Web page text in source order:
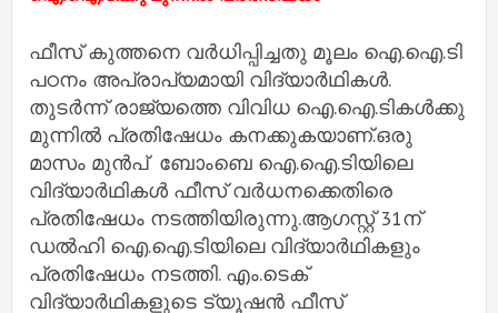
ഫീസ് കുത്തനെ വര്‍ധിപ്പിച്ചതു മൂലം ഐ​.ഐ.ടി
പഠനം അപ്രാപ്യമായി വിദ്യാര്‍ഥികള്‍.
തുടര്‍ന്ന് രാജ്യത്തെ വിവിധ ഐ.ഐ.ടികള്‍ക്കു
മുന്നില്‍ പ്രതിഷേധം കനക്കുകയാണ്.ഒരു
മാസം മുൻപ് ബോംബെ ഐ​.ഐ.ടിയിലെ
വിദ്യാര്‍ഥികള്‍ ഫീസ് വര്‍ധനക്കെതിരെ
പ്രതിഷേധം നടത്തിയിരുന്നു.ആഗസ്റ്റ് 31ന്
ഡല്‍ഹി ഐ.ഐ.ടിയിലെ വിദ്യാര്‍ഥികളും
പ്രതിഷേധം നടത്തി. എം.ടെക്
വിദ്യാര്‍ഥികളുടെ ട്യൂഷന്‍ ഫീസ്